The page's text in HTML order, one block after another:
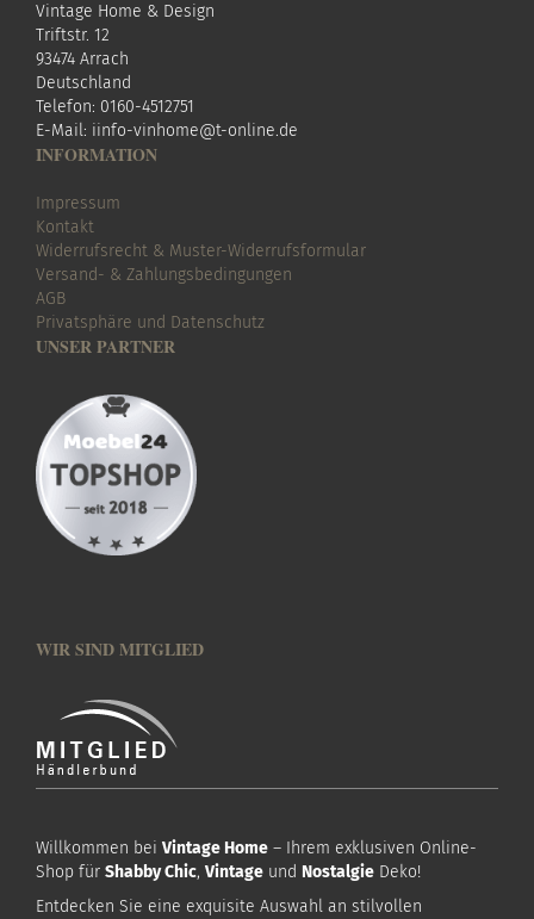
Vintage Home & Design
Triftstr. 12
93474 Arrach
Deutschland
Telefon: 0160-4512751
E-Mail: iinfo-vinhome@t-online.de
INFORMATION
Impressum
Kontakt
Widerrufsrecht & Muster-Widerrufsformular
Versand- & Zahlungsbedingungen
AGB
Privatsphäre und Datenschutz
UNSER PARTNER
WIR SIND MITGLIED
Willkommen bei Vintage Home – Ihrem exklusiven Online-
Shop für Shabby Chic, Vintage und Nostalgie Deko!
Entdecken Sie eine exquisite Auswahl an stilvollen